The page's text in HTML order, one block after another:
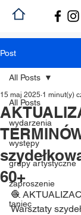
Post
All Posts
wydarzenia
występy
grupy artystyczne
zaproszenie
taniec
All Posts
60+
15 maj 2025 1 minut(y)
🧶
Warsztaty